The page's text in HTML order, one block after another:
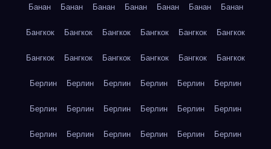
Банан Банан Банан Банан Банан Банан Банан
Бангкок Бангкок Бангкок Бангкок Бангкок Бангкок
Бангкок Бангкок Бангкок Бангкок Бангкок Бангкок
Берлин Берлин Берлин Берлин Берлин Берлин
Берлин Берлин Берлин Берлин Берлин Берлин
Берлин Берлин Берлин Берлин Берлин Берлин